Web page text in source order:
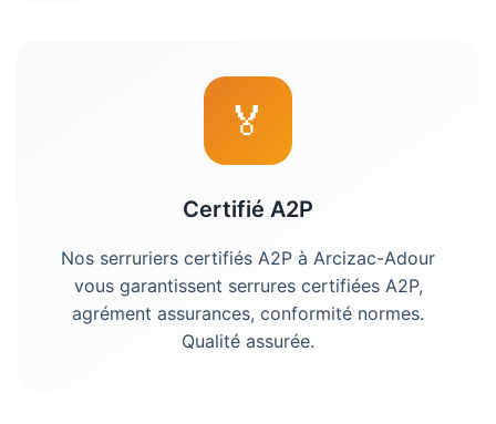
🏅
Certifié A2P
Nos serruriers certifiés A2P à Arcizac-Adour
vous garantissent serrures certifiées A2P,
agrément assurances, conformité normes.
Qualité assurée.